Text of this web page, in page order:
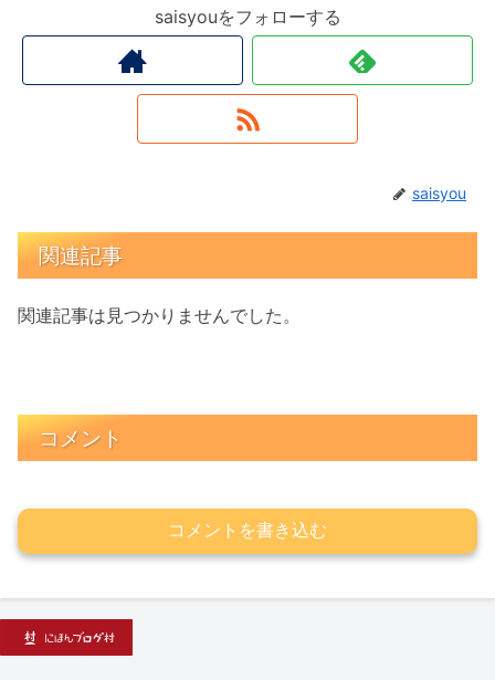
saisyouをフォローする
saisyou
関連記事
関連記事は見つかりませんでした。
コメント
コメントを書き込む